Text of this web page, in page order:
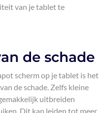
van je tablet te
de schade
scherm op je tablet is het
de schade. Zelfs kleine
uitbreiden
Dit kan leiden tot meer